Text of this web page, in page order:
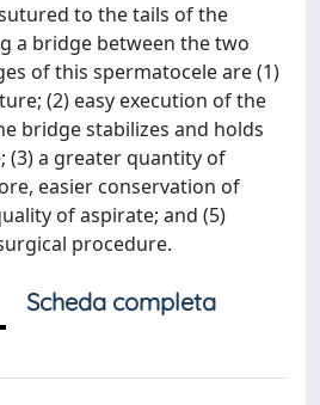
to the tails of the
a bridge between the two
of this spermatocele are (1)
(2) easy execution of the
bridge stabilizes and holds
(3) a greater quantity of
easier conservation of
of aspirate; and (5)
procedure.
Scheda completa